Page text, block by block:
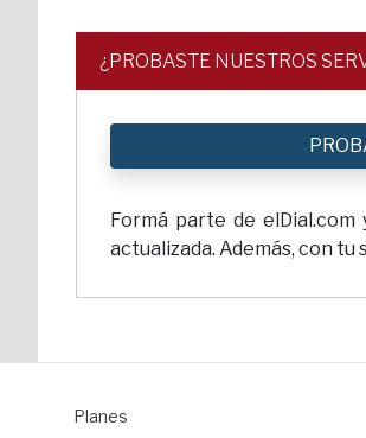
¿PROBASTE NUESTROS
Formá parte de
actualizada. Además, con
Planes